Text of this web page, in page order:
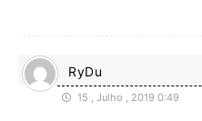
RyDu
15 , Julho , 2019 0:49